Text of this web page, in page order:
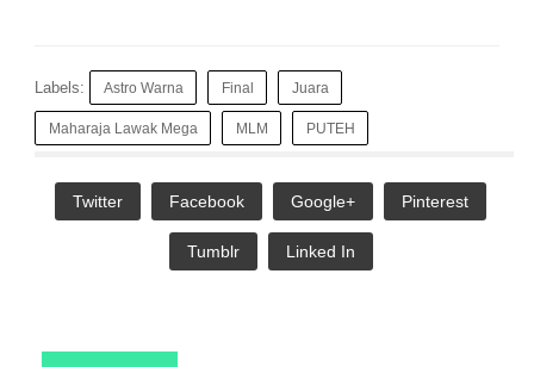
Labels: Astro Warna Final Juara
Maharaja Lawak Mega MLM PUTEH
Twitter Facebook Google+ Pinterest
Tumblr Linked In